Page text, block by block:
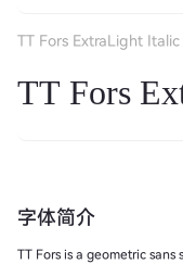
TT Fors ExtraLight Italic
TT Fors
字体简介
TT Fors is a geometric